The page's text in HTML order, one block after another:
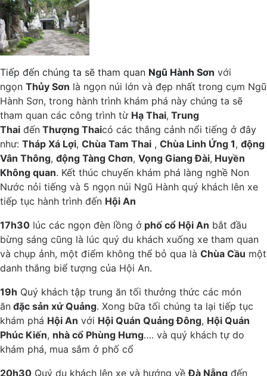
Tiếp đến chúng ta sẽ tham quan Ngũ Hành Sơn với
ngọn Thủy Sơn là ngọn núi lớn và đẹp nhất trong cụm Ngũ
Hành Sơn, trong hành trình khám phá này chúng ta sẽ
tham quan các công trình từ Hạ Thai, Trung
Thai đến Thượng Thaicó các thắng cảnh nổi tiếng ở đây
như: Tháp Xá Lợi, Chùa Tam Thai , Chùa Linh Ứng 1, động
Vân Thông, động Tàng Chơn, Vọng Giang Đài, Huyền
Không quan. Kết thúc chuyến khám phá làng nghề Non
Nước nỏi tiếng và 5 ngọn núi Ngũ Hành quý khách lên xe
tiếp tục hành trình đến Hội An
17h30 lúc các ngọn đèn lồng ở phố cổ Hội An bắt đầu
bừng sáng cũng là lúc quý du khách xuống xe tham quan
và chụp ảnh, một điểm không thể bỏ qua là Chùa Cầu một
danh thắng biể tượng của Hội An.
19h Quý khách tập trung ăn tối thưởng thức các món
ăn đặc sản xứ Quảng. Xong bữa tối chúng ta lại tiếp tục
khám phá Hội An với Hội Quán Quảng Đông, Hội Quán
Phúc Kiến, nhà cổ Phùng Hưng…. và quý khách tự do
khám phá, mua sắm ở phố cổ
20h30 Quý du khách lên xe và hướng vềĐà Nẵng đến